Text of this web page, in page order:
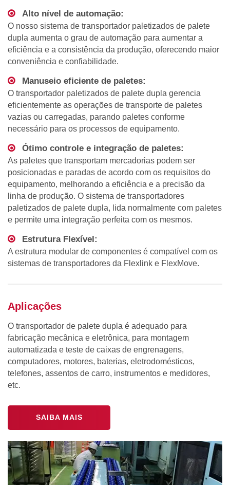
Alto nível de automação:
O nosso sistema de transportador paletizados de palete
dupla aumenta o grau de automação para aumentar a
eficiência e a consistência da produção, oferecendo maior
conveniência e confiabilidade.
Manuseio eficiente de paletes:
O transportador paletizados de palete dupla gerencia
eficientemente as operações de transporte de paletes
vazias ou carregadas, parando paletes conforme
necessário para os processos de equipamento.
Ótimo controle e integração de paletes:
As paletes que transportam mercadorias podem ser
posicionadas e paradas de acordo com os requisitos do
equipamento, melhorando a eficiência e a precisão da
linha de produção. O sistema de transportadores
paletizados de palete dupla, lida normalmente com paletes
e permite uma integração perfeita com os mesmos.
Estrutura Flexível:
A estrutura modular de componentes é compatível com os
sistemas de transportadores da Flexlink e FlexMove.
Aplicações
O transportador de palete dupla é adequado para
fabricação mecânica e eletrônica, para montagem
automatizada e teste de caixas de engrenagens,
computadores, motores, baterias, eletrodomésticos,
telefones, assentos de carro, instrumentos e medidores,
etc.
SAIBA MAIS